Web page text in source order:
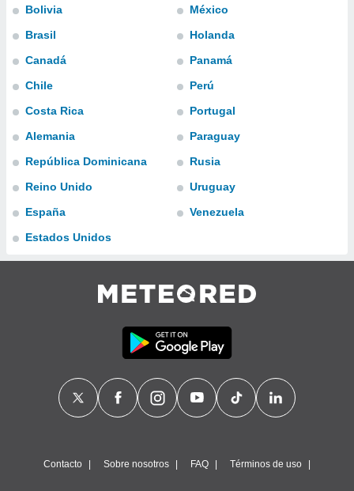
ya sean
y análisis
en
perfil
y
nuestra
y
cookies
Bolivia
Brasil
Canadá
Chile
Costa Rica
Alemania
República Dominicana
Reino Unido
España
Estados Unidos
México
Holanda
Panamá
Perú
Portugal
Paraguay
Rusia
Uruguay
Venezuela
Contacto Sobre nosotros FAQ Términos de uso